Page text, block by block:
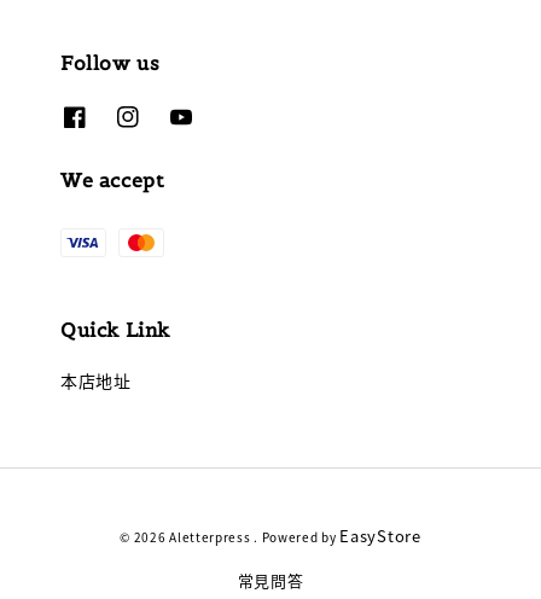
Follow us
We accept
Quick Link
本店地址
© 2026 Aletterpress . Powered by EasyStore
常見問答